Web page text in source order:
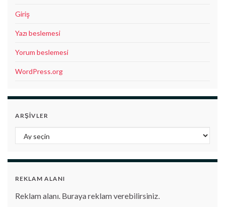
Giriş
Yazı beslemesi
Yorum beslemesi
WordPress.org
ARŞIVLER
Arşivler
REKLAM ALANI
Reklam alanı. Buraya reklam verebilirsiniz.